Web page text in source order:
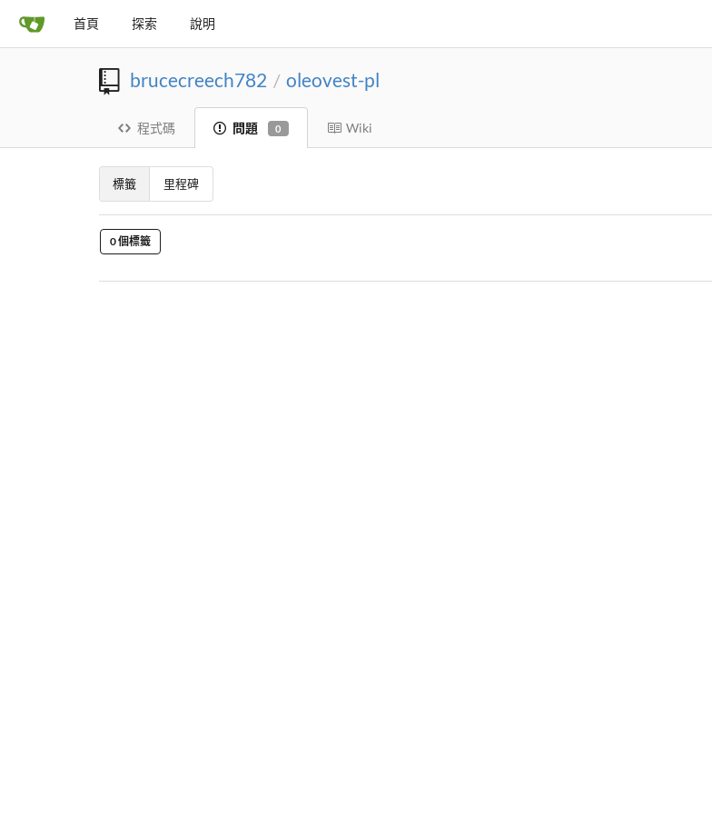
首頁 探索 說明
brucecreech782 / oleovest-pl
程式碼 問題 0 Wiki
標籤 里程碑
0 個標籤